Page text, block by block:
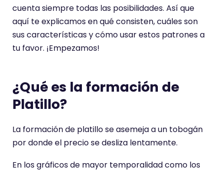
cuenta siempre todas las posibilidades. Así que
aquí te explicamos en qué consisten, cuáles son
sus características y cómo usar estos patrones a
tu favor. ¡Empezamos!
¿Qué es la formación de
Platillo?
La formación de platillo se asemeja a un tobogán
por donde el precio se desliza lentamente.
En los gráficos de mayor temporalidad como los